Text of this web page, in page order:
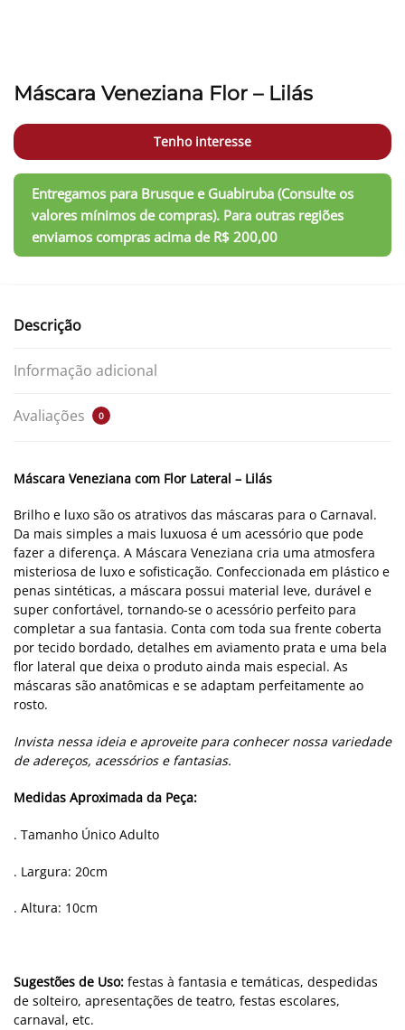
Máscara Veneziana Flor – Lilás
Tenho interesse
Descrição
Informação adicional
Avaliações 0
Máscara Veneziana com Flor Lateral – Lilás
Brilho e luxo são os atrativos das máscaras para o Carnaval.
Da mais simples a mais luxuosa é um acessório que pode
fazer a diferença. A Máscara Veneziana cria uma atmosfera
misteriosa de luxo e sofisticação. Confeccionada em plástico e
penas sintéticas, a máscara possui material leve, durável e
super confortável, tornando-se o acessório perfeito para
completar a sua fantasia. Conta com toda sua frente coberta
por tecido bordado, detalhes em aviamento prata e uma bela
flor lateral que deixa o produto ainda mais especial. As
máscaras são anatômicas e se adaptam perfeitamente ao
rosto.
Invista nessa ideia e aproveite para conhecer nossa variedade
de adereços, acessórios e fantasias.
Medidas Aproximada da Peça:
. Tamanho Único Adulto
. Largura: 20cm
. Altura: 10cm
Sugestões de Uso: festas à fantasia e temáticas, despedidas
de solteiro, apresentações de teatro, festas escolares,
carnaval, etc.